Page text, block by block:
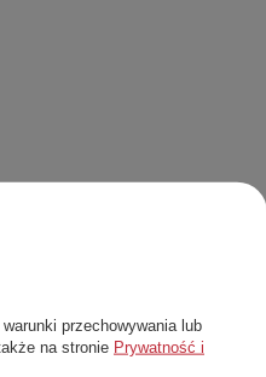
warunki przechowywania lub
na stronie Prywatność i